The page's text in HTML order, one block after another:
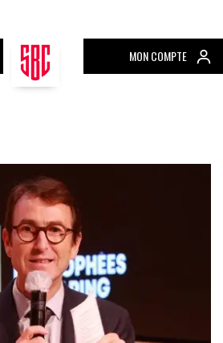
MON COMPTE